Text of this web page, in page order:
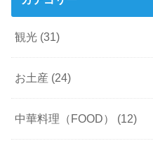
観光 (31)
お土産 (24)
中華料理（FOOD） (12)